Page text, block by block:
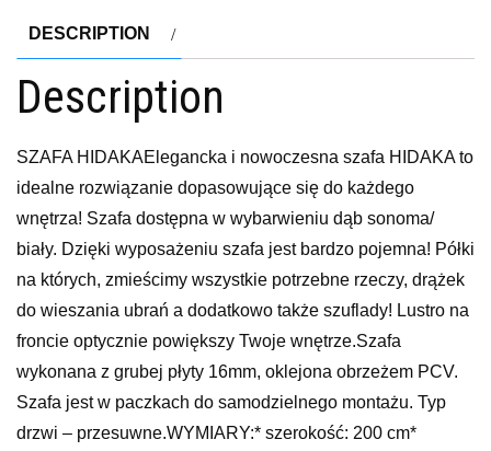
DESCRIPTION
Description
SZAFA HIDAKAElegancka i nowoczesna szafa HIDAKA to
idealne rozwiązanie dopasowujące się do każdego
wnętrza! Szafa dostępna w wybarwieniu dąb sonoma/
biały. Dzięki wyposażeniu szafa jest bardzo pojemna! Półki
na których, zmieścimy wszystkie potrzebne rzeczy, drążek
do wieszania ubrań a dodatkowo także szuflady! Lustro na
froncie optycznie powiększy Twoje wnętrze.Szafa
wykonana z grubej płyty 16mm, oklejona obrzeżem PCV.
Szafa jest w paczkach do samodzielnego montażu. Typ
drzwi – przesuwne.WYMIARY:* szerokość: 200 cm*